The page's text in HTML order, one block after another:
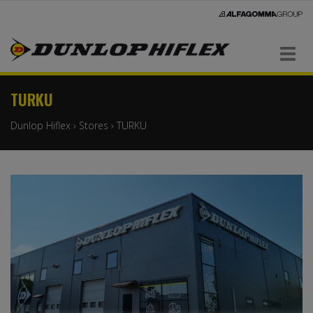
Navigaatio
TURKU
Dunlop Hiflex › Stores › TURKU